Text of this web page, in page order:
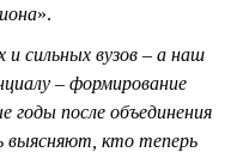
».
и сильных вузов – а наш
– формирование
годы после объединения
выясняют, кто теперь